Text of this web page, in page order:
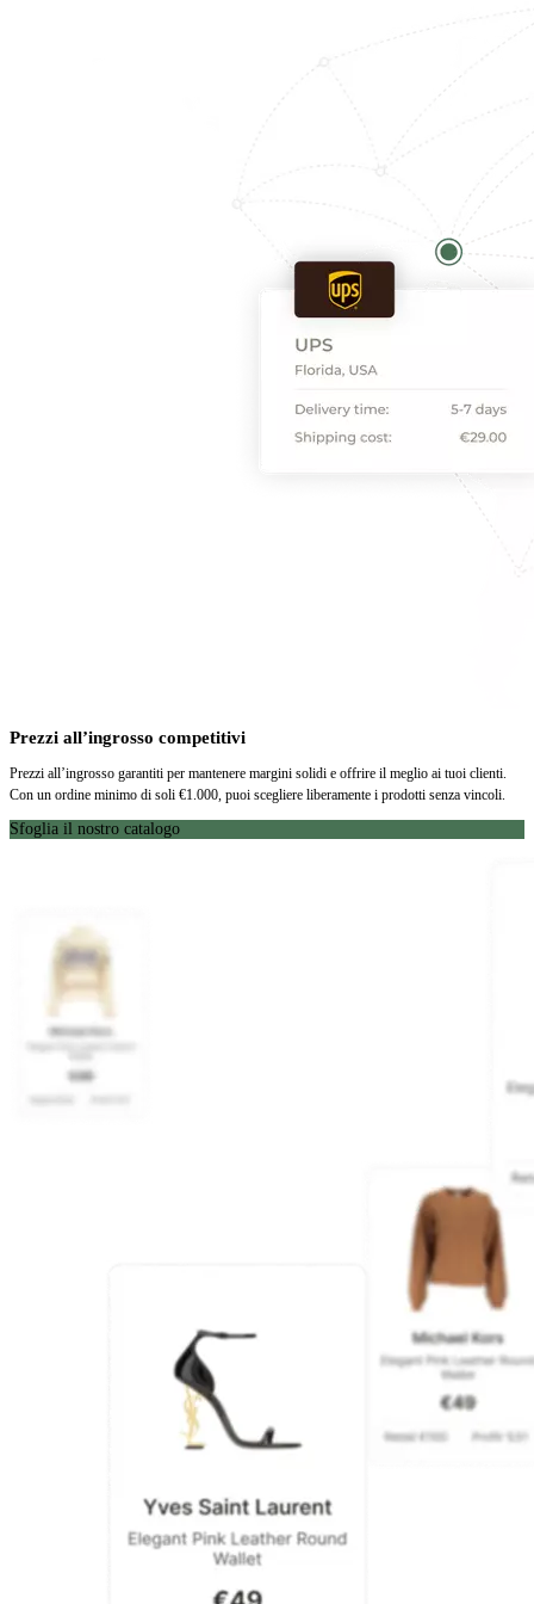
Prezzi all’ingrosso competitivi
Prezzi all’ingrosso garantiti per mantenere margini solidi e offrire il meglio ai tuoi clienti.
Con un ordine minimo di soli €1.000, puoi scegliere liberamente i prodotti senza vincoli.
Sfoglia il nostro catalogo